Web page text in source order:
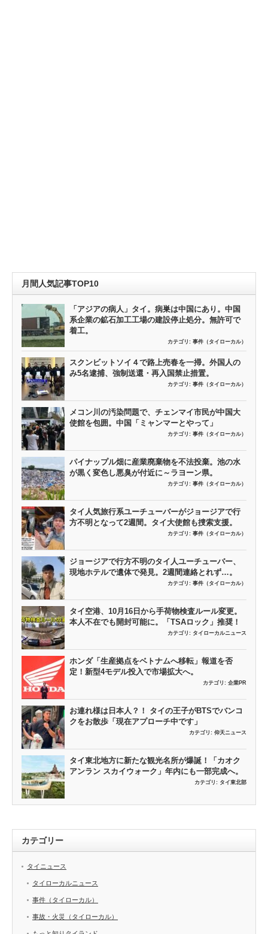
月間人気記事TOP10
「アジアの病人」タイ。病巣は中国にあり。中国
系企業の鉱石加工工場の建設停止処分。無許可で
着工。
カテゴリ: 事件（タイローカル）
スクンビットソイ４で路上売春を一掃。外国人の
み5名逮捕、強制送還・再入国禁止措置。
カテゴリ: 事件（タイローカル）
メコン川の汚染問題で、チェンマイ市民が中国大
使館を包囲。中国「ミャンマーとやって」
カテゴリ: 事件（タイローカル）
パイナップル畑に産業廃棄物を不法投棄。池の水
が黒く変色し悪臭が付近に～ラヨーン県。
カテゴリ: 事件（タイローカル）
タイ人気旅行系ユーチューバーがジョージアで行
方不明となって2週間。タイ大使館も捜索支援。
カテゴリ: 事件（タイローカル）
ジョージアで行方不明のタイ人ユーチューバー、
現地ホテルで遺体で発見。2週間連絡とれず…。
カテゴリ: 事件（タイローカル）
タイ空港、10月16日から手荷物検査ルール変更。
本人不在でも開封可能に。「TSAロック」推奨！
カテゴリ: タイローカルニュース
ホンダ「生産拠点をベトナムへ移転」報道を否
定！新型4モデル投入で市場拡大へ。
カテゴリ: 企業PR
お連れ様は日本人？！ タイの王子がBTSでバンコ
クをお散歩「現在アプローチ中です」
カテゴリ: 仰天ニュース
タイ東北地方に新たな観光名所が爆誕！「カオク
アンラン スカイウォーク」年内にも一部完成へ。
カテゴリ: タイ東北部
カテゴリー
タイニュース
タイローカルニュース
事件（タイローカル）
事故・火災（タイローカル）